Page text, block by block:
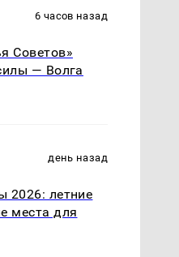
6 часов назад
Советов»
— Волга
день назад
2026: летние
места для